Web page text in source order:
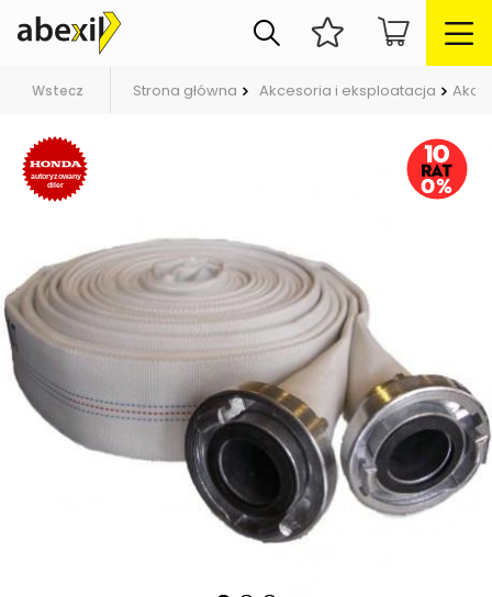
Wstecz Strona główna Akcesoria i eksploatacja